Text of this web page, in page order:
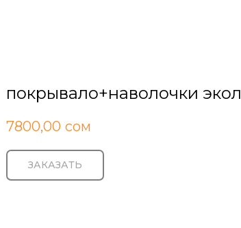
покрывало+наволочки экол
7800,00 сом
ЗАКАЗАТЬ